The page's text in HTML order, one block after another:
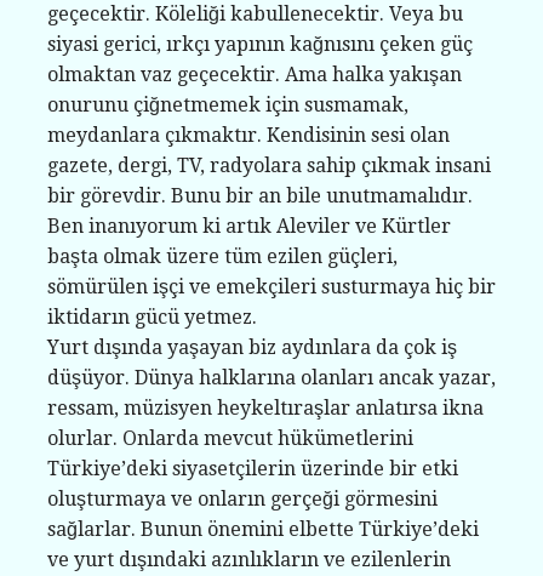
geçecektir. Köleliği kabullenecektir. Veya bu
siyasi gerici, ırkçı yapının kağnısını çeken güç
olmaktan vaz geçecektir. Ama halka yakışan
onurunu çiğnetmemek için susmamak,
meydanlara çıkmaktır. Kendisinin sesi olan
gazete, dergi, TV, radyolara sahip çıkmak insani
bir görevdir. Bunu bir an bile unutmamalıdır.
Ben inanıyorum ki artık Aleviler ve Kürtler
başta olmak üzere tüm ezilen güçleri,
sömürülen işçi ve emekçileri susturmaya hiç bir
iktidarın gücü yetmez.
Yurt dışında yaşayan biz aydınlara da çok iş
düşüyor. Dünya halklarına olanları ancak yazar,
ressam, müzisyen heykeltıraşlar anlatırsa ikna
olurlar. Onlarda mevcut hükümetlerini
Türkiye’deki siyasetçilerin üzerinde bir etki
oluşturmaya ve onların gerçeği görmesini
sağlarlar. Bunun önemini elbette Türkiye’deki
ve yurt dışındaki azınlıkların ve ezilenlerin